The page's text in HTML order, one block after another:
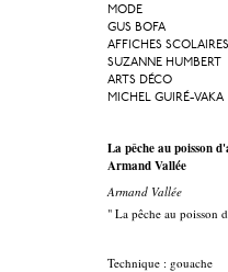
MODE
GUS BOFA
AFFICHES SCOLAIRES
SUZANNE HUMBERT
ARTS DÉCO
MICHEL GUIRÉ-VAKA
La pêche au poisson
Armand Vallée
Armand Vallée
" La pêche au poisson
Technique : gouache